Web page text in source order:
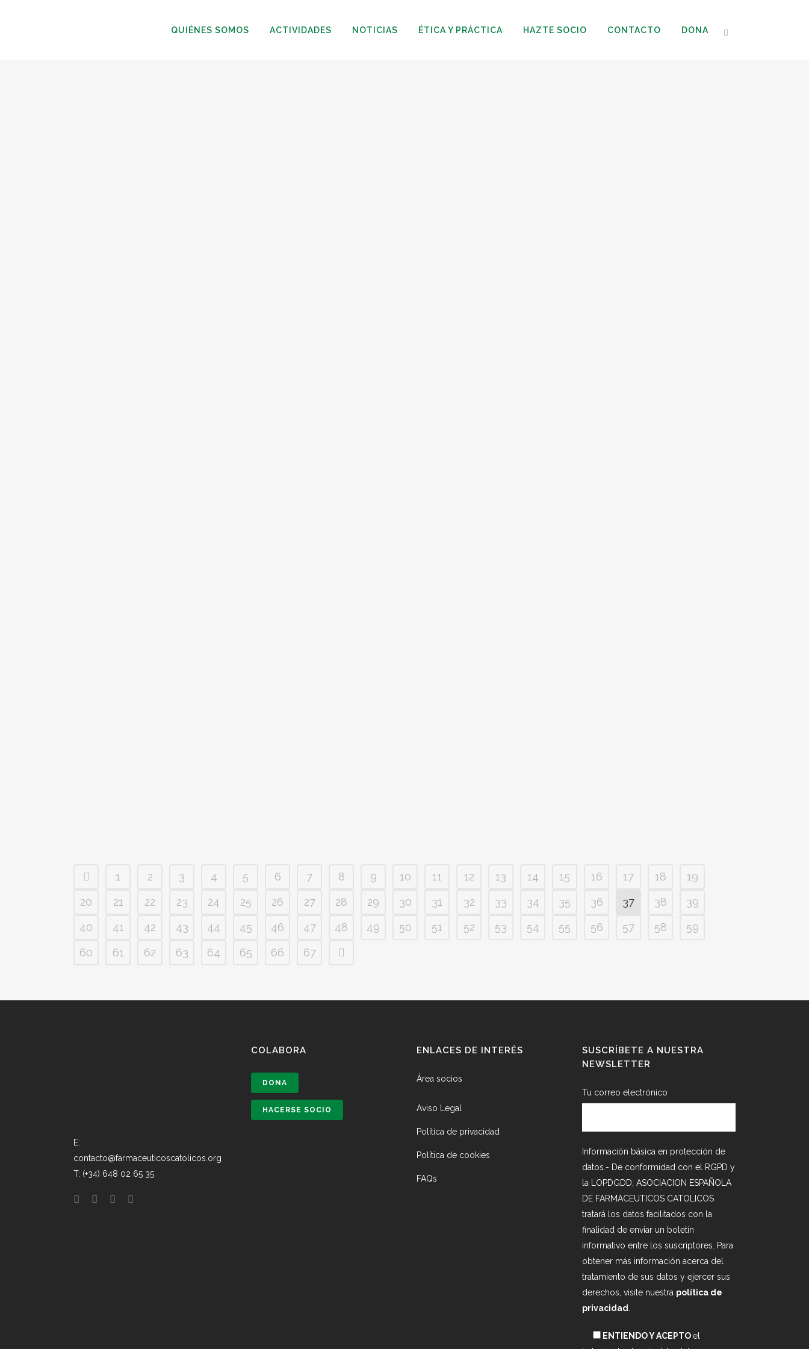
QUIÉNES SOMOS ACTIVIDADES NOTICIAS ÉTICA Y PRÁCTICA HAZTE SOCIO CONTACTO DONA
1 2 3 4 5 6 7 8 9 10 11 12 13 14 15 16 17 18
19
20
21 22 23 24 25 26 27 28 29 30 31 32 33 34 35 36 37 38
39
40
41 42 43 44 45 46 47 48 49 50 51 52 53 54 55 56 57 58
59
60
61 62 63 64 65 66 67
E:
contacto@farmaceuticoscatolicos.org
T: (+34) 648 02 65 35
COLABORA
DONA
HACERSE SOCIO
ENLACES DE INTERÉS
Área socios
Aviso Legal
Política de privacidad
Política de cookies
FAQs
SUSCRÍBETE A NUESTRA
NEWSLETTER
Tu correo electrónico
Información básica en protección de
datos.- De conformidad con el RGPD y
la LOPDGDD, ASOCIACION ESPAÑOLA
DE FARMACEUTICOS CATOLICOS
tratará los datos facilitados con la
finalidad de enviar un boletín
informativo entre los suscriptores. Para
obtener más información acerca del
tratamiento de sus datos y ejercer sus
derechos, visite nuestra política de
privacidad
ENTIENDO Y ACEPTOel